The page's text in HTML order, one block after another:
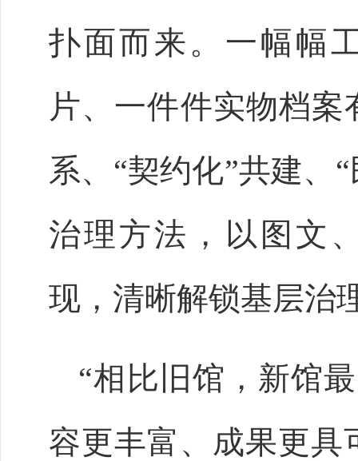
扑面而来。一幅幅
片、一件件实物档案
系、“契约化”共建、
治理方法，以图文
现，清晰解锁基层治
“相比旧馆，新馆
容更丰富、成果更具